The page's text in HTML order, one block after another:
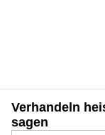
Verhandeln
sagen